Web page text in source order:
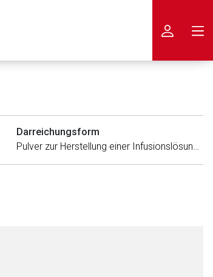
Darreichungsform
Pulver zur Herstellung einer Infusionslösung oder einer Lösung zum Einnehmen